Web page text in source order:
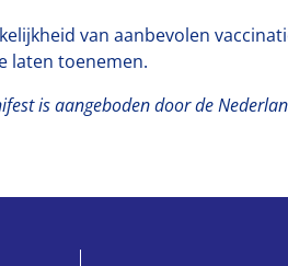
van aanbevolen
laten toenemen.
is aangeboden door de